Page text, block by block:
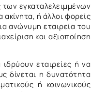
εγκαταλελειμμένων
ή άλλοι φορείς
ανώνυμη εταιρεία του
και αξιοποίηση
εταιρείες ή να
δίνεται η δυνατότητα
ή κοινωνικούς